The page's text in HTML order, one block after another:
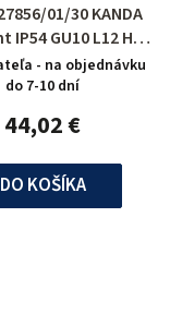
01/30 KANDA
IP54 GU10 L12 H18
W13cm
- na objednávku
do 7-10 dní
44,02 €
DO KOŠÍKA